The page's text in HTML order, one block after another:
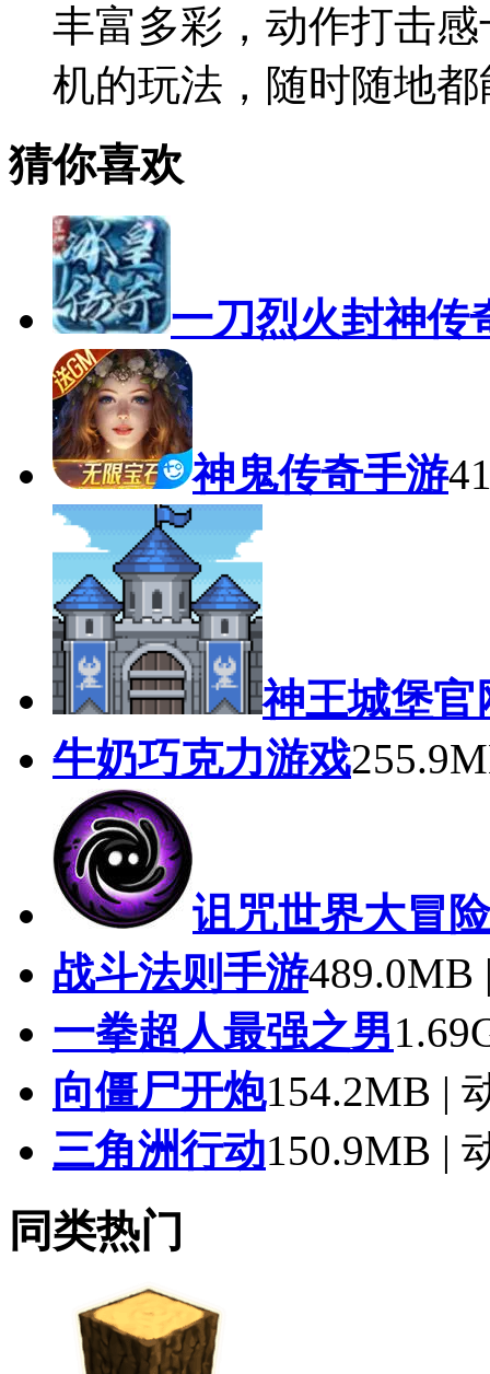
横版动作单机游戏
简介：【横版动作单
意一款都是都是符合
现，精致细腻的引擎
丰富多彩，动作打击
机的玩法，随时随地
猜你喜欢
一刀烈火封神传
神王城堡官
牛奶巧克力游戏
战斗法则手游
一拳超人最强之男